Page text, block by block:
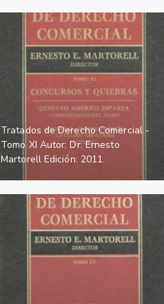
Tratados de Derecho Comercial -
Tomo XI Autor: Dr. Ernesto
Martorell Edición: 2011.